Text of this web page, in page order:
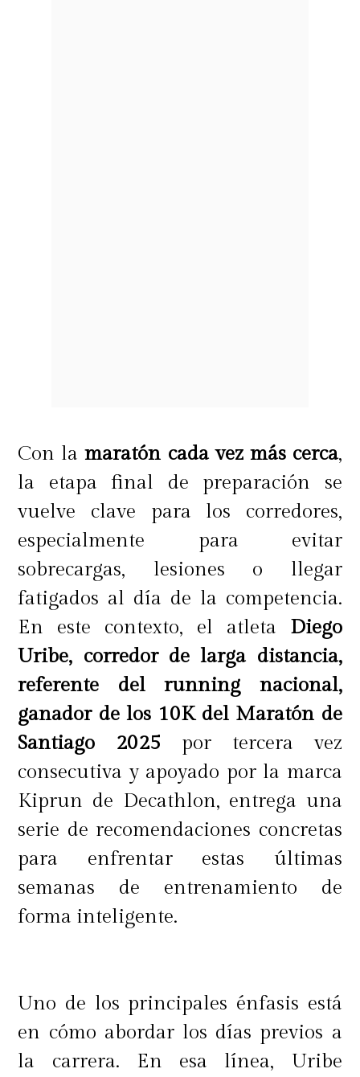
Con lamaratón cada vez más cerca,
la etapa final de preparación se
vuelve clave para los corredores,
especialmente para evitar
sobrecargas, lesiones o llegar
fatigados al día de la competencia.
En este contexto, el atleta Diego
Uribe, corredor de larga distancia,
referente del running nacional,
ganador de los 10K del Maratón de
Santiago 2025 por tercera vez
consecutiva y apoyado por la marca
Kiprun de Decathlon, entrega una
serie de recomendaciones concretas
para enfrentar estas últimas
semanas de entrenamiento de
forma inteligente.
Uno de los principales énfasis está
en cómo abordar los días previos a
la carrera. En esa línea, Uribe